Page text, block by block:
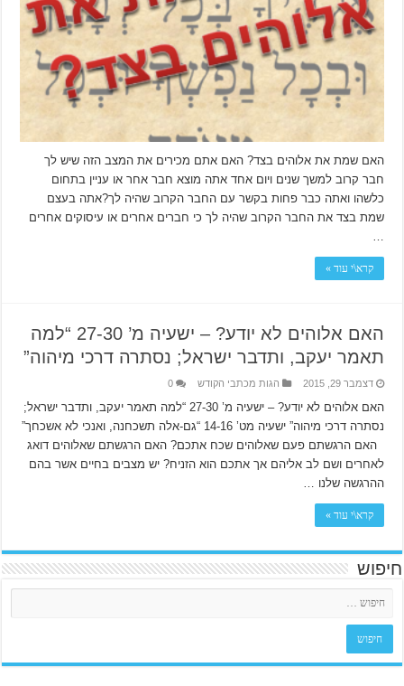
האם שמת את אלוהים בצד? האם אתם מכירים את המצב הזה שיש לך
חבר קרוב למשך שנים ויום אחד אתה מוצא חבר אחר או עניין בתחום
כלשהו ואתה כבר פחות בקשר עם החבר הקרוב שהיה לך?אתה בעצם
שמת בצד את החבר הקרוב שהיה לך כי חברים אחרים או עיסוקים אחרים
קרא\י עוד »
האם אלוהים לא יודע? – ישעיה מ’ 27-30 “למה
תאמר יעקב, ותדבר ישראל; נסתרה דרכי מיהוה”
דצמבר 29, 2015 הגות מכתבי הקודש 0
האם אלוהים לא יודע? – ישעיה מ’ 27-30 “למה תאמר יעקב, ותדבר ישראל;
נסתרה דרכי מיהוה” ישעיה מט’ 14-16 “גם-אלה תשכחנה, ואנכי לא אשכחך”
האם הרגשתם פעם שאלוהים שכח אתכם? האם הרגשתם שאלוהים דואג
לאחרים ושם לב אליהם אך אתכם הוא הזניח? יש מצבים בחיים אשר בהם
ההרגשה שלנו …
קרא\י עוד »
חיפוש